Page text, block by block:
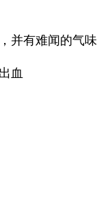
并有难闻的气味
血